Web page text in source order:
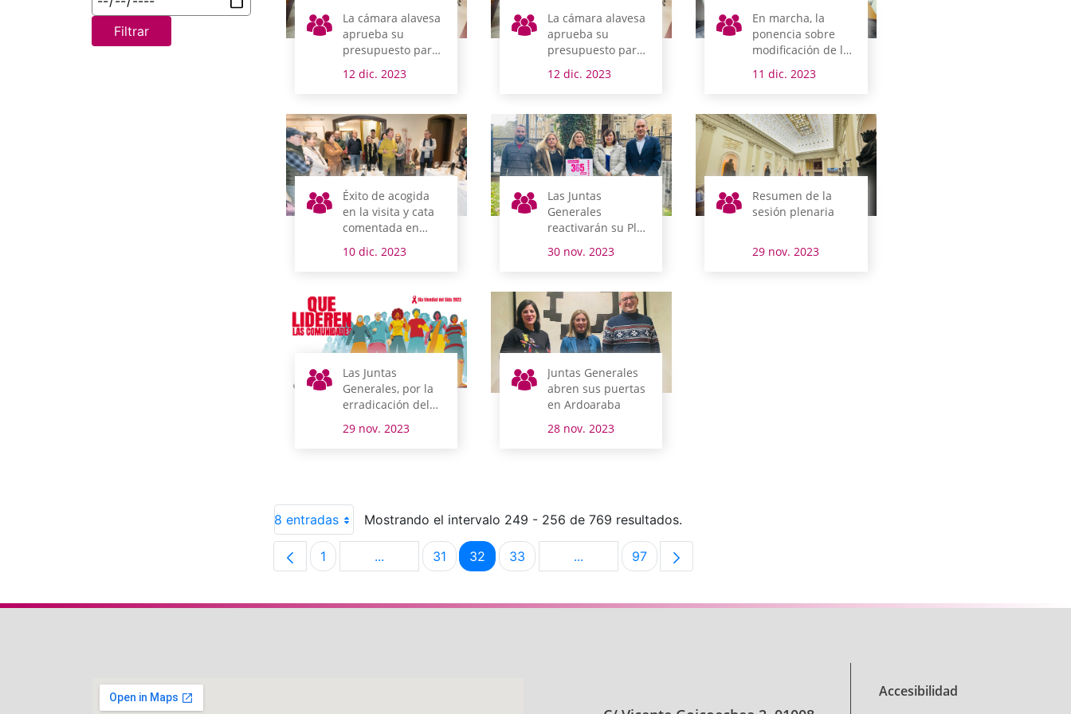
Filtrar
La cámara alavesa
aprueba su
presupuesto para
12 dic. 2023
La cámara alavesa
aprueba su
presupuesto para
12 dic. 2023
En marcha, la
ponencia sobre
modificación de la
concejos
11 dic. 2023
Éxito de acogida
en la visita y cata
comentada en
por Ardoaraba
10 dic. 2023
Las Juntas
Generales
reactivarán su Plan
Uso del Euskera
30 nov. 2023
Resumen de la
sesión plenaria
29 nov. 2023
Las Juntas
Generales, por la
erradicación del
29 nov. 2023
Juntas Generales
abren sus puertas
en Ardoaraba
28 nov. 2023
8 entradas Mostrando el intervalo 249 - 256 de 769 resultados.
Página
1 ...Páginas intermedias Use TAB para desplazarse.
Página
31 Página
32 Página
33 ...Páginas intermedias Use TAB para desplazarse.
Página
97
Accesibilidad